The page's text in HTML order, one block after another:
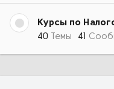
Курсы по
40 Темы 41